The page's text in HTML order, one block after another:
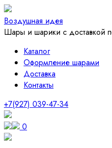
Воздушная идея
Шары и шарики с доставкой
Каталог
Оформление шарами
Доставка
Контакты
+7(927) 039-47-34
0